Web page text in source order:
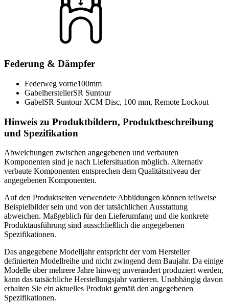
Federung & Dämpfer
Federweg vorne100mm
GabelherstellerSR Suntour
GabelSR Suntour XCM Disc, 100 mm, Remote Lockout
Hinweis zu Produktbildern, Produktbeschreibung
und Spezifikation
Abweichungen zwischen angegebenen und verbauten
Komponenten sind je nach Liefersituation möglich. Alternativ
verbaute Komponenten entsprechen dem Qualitätsniveau der
angegebenen Komponenten.
Auf den Produktseiten verwendete Abbildungen können teilweise
Beispielbilder sein und von der tatsächlichen Ausstattung
abweichen. Maßgeblich für den Lieferumfang und die konkrete
Produktausführung sind ausschließlich die angegebenen
Spezifikationen.
Das angegebene Modelljahr entspricht der vom Hersteller
definierten Modellreihe und nicht zwingend dem Baujahr. Da einige
Modelle über mehrere Jahre hinweg unverändert produziert werden,
kann das tatsächliche Herstellungsjahr variieren. Unabhängig davon
erhalten Sie ein aktuelles Produkt gemäß den angegebenen
Spezifikationen.